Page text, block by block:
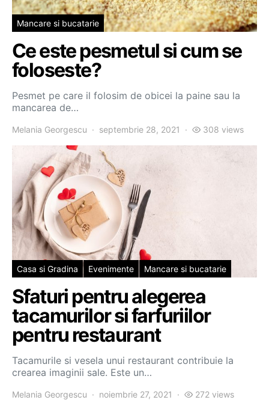
Mancare si bucatarie
Ce este pesmetul si cum se
foloseste?
Pesmet pe care il folosim de obicei la paine sau la
mancarea de…
Melania Georgescu septembrie 28, 2021 308 views
Casa si Gradina Evenimente Mancare si bucatarie
Sfaturi pentru alegerea
tacamurilor si farfuriilor
pentru restaurant
Tacamurile si vesela unui restaurant contribuie la
crearea imaginii sale. Este un…
Melania Georgescu noiembrie 27, 2021 272 views